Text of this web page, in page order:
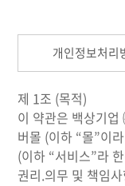
개인정보처리
제 1조 (목적)
이 약관은 백상기업
버몰 (이하 “몰”이
(이하 “서비스”라
권리.의무 및 책임